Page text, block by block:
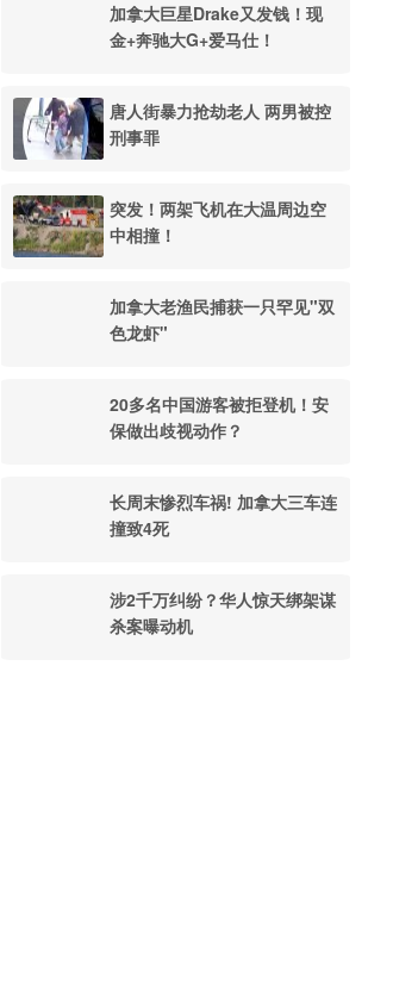
加拿大巨星Drake又发钱！现
金+奔驰大G+爱马仕！
唐人街暴力抢劫老人 两男被控
刑事罪
突发！两架飞机在大温周边空
中相撞！
加拿大老渔民捕获一只罕见"双
色龙虾"
20多名中国游客被拒登机！安
保做出歧视动作？
长周末惨烈车祸! 加拿大三车连
撞致4死
涉2千万纠纷？华人惊天绑架谋
杀案曝动机